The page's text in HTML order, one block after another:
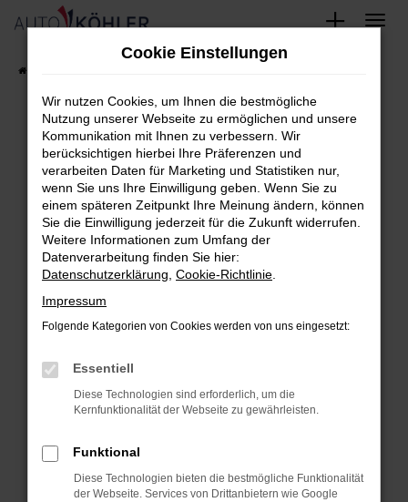
Zum
Fehler: Network Error
Beim Laden ist ein Fehler aufgetreten.
Hier sind ein paar Tipps, die dir helfen können:
Überprüfe deine Firewall und deine
Internetverbindung.
Laden andere Webseiten, zum Beispiel
deine Suchmaschine?
Manche Erweiterungen, wie Werbeblocker,
können das Laden bestimmter Seiten
verhindern. Funktioniert die Seite in einem
Fenster?
Starte dein Gerät neu.
Cookie Einstellungen
Wir nutzen Cookies, um Ihnen die bestmögliche
Nutzung unserer Webseite zu ermöglichen und unsere
Kommunikation mit Ihnen zu verbessern. Wir
berücksichtigen hierbei Ihre Präferenzen und
verarbeiten Daten für Marketing und Statistiken nur,
wenn Sie uns Ihre Einwilligung geben. Wenn Sie zu
einem späteren Zeitpunkt Ihre Meinung ändern, können
Sie die Einwilligung jederzeit für die Zukunft widerrufen.
Weitere Informationen zum Umfang der
Datenverarbeitung finden Sie hier:
Datenschutzerklärung Cookie-Richtlinie
Impressum
Folgende Kategorien von Cookies werden von uns eingesetzt:
Essentiell
Diese Technologien sind erforderlich, um die
Kernfunktionalität der Webseite zu gewährleisten.
Funktional
Diese Technologien bieten die bestmögliche Funktionalität
der Webseite. Services von Drittanbietern wie Google